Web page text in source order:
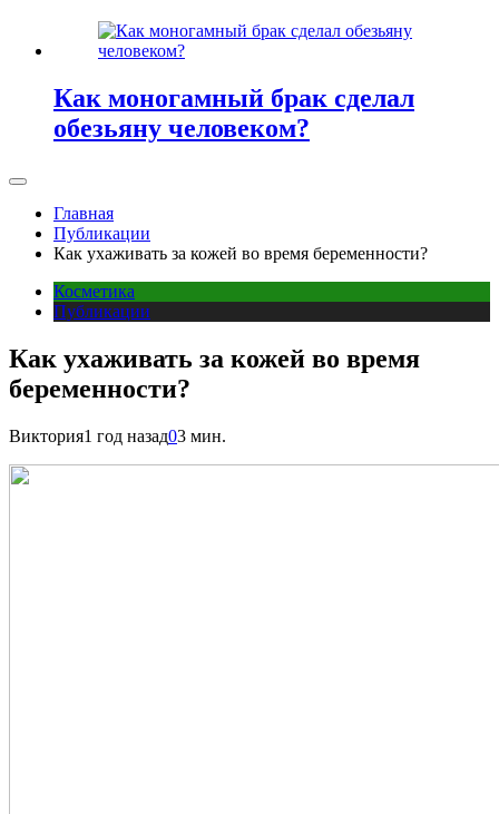
Как моногамный брак сделал
обезьяну человеком?
Главная
Публикации
Как ухаживать за кожей во время беременности?
Косметика
Публикации
Как ухаживать за кожей во время
беременности?
Виктория1 год назад03 мин.